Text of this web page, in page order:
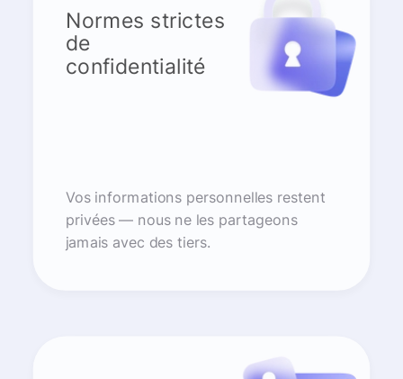
Normes strictes
de
confidentialité
Vos informations personnelles restent
privées — nous ne les partageons
jamais avec des tiers.